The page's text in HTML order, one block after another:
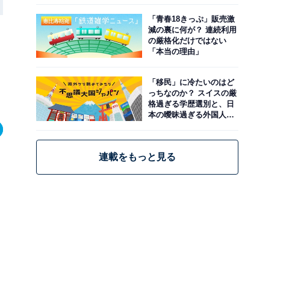
「青春18きっぷ」販売激
減の裏に何が？ 連続利用
の厳格化だけではない
「本当の理由」
「移民」に冷たいのはど
っちなのか？ スイスの厳
格過ぎる学歴選別と、日
本の曖昧過ぎる外国人政
連載をもっと見る